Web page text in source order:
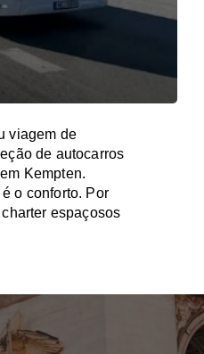
viagem de
de autocarros
Kempten.
o conforto. Por
espaçosos